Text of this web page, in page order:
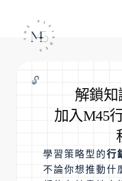
🔓
解鎖知
加入M45
學習策略型的行
不論你想推動什